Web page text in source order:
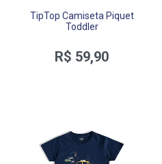
TipTop Camiseta Piquet
Toddler
R$ 59,90